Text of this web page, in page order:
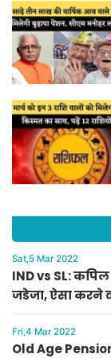
Sat,5 Mar 2022
IND vs SL:
जडेजा, ऐसा करने
Fri,4 Mar 2022
Old Age